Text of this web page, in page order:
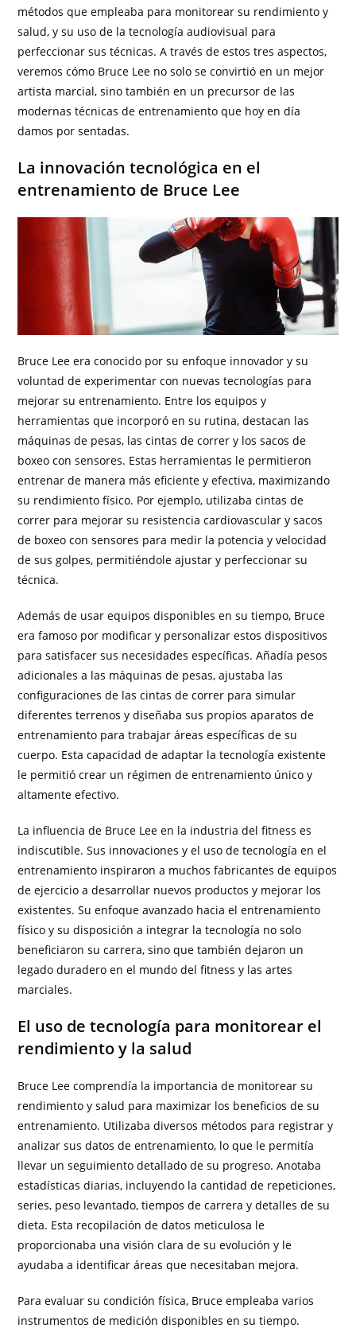
métodos que empleaba para monitorear su rendimiento y
salud, y su uso de la tecnología audiovisual para
perfeccionar sus técnicas. A través de estos tres aspectos,
veremos cómo Bruce Lee no solo se convirtió en un mejor
artista marcial, sino también en un precursor de las
modernas técnicas de entrenamiento que hoy en día
damos por sentadas.
La innovación tecnológica en el
entrenamiento de Bruce Lee
Bruce Lee era conocido por su enfoque innovador y su
voluntad de experimentar con nuevas tecnologías para
mejorar su entrenamiento. Entre los equipos y
herramientas que incorporó en su rutina, destacan las
máquinas de pesas, las cintas de correr y los sacos de
boxeo con sensores. Estas herramientas le permitieron
entrenar de manera más eficiente y efectiva, maximizando
su rendimiento físico. Por ejemplo, utilizaba cintas de
correr para mejorar su resistencia cardiovascular y sacos
de boxeo con sensores para medir la potencia y velocidad
de sus golpes, permitiéndole ajustar y perfeccionar su
técnica.
Además de usar equipos disponibles en su tiempo, Bruce
era famoso por modificar y personalizar estos dispositivos
para satisfacer sus necesidades específicas. Añadía pesos
adicionales a las máquinas de pesas, ajustaba las
configuraciones de las cintas de correr para simular
diferentes terrenos y diseñaba sus propios aparatos de
entrenamiento para trabajar áreas específicas de su
cuerpo. Esta capacidad de adaptar la tecnología existente
le permitió crear un régimen de entrenamiento único y
altamente efectivo.
La influencia de Bruce Lee en la industria del fitness es
indiscutible. Sus innovaciones y el uso de tecnología en el
entrenamiento inspiraron a muchos fabricantes de equipos
de ejercicio a desarrollar nuevos productos y mejorar los
existentes. Su enfoque avanzado hacia el entrenamiento
físico y su disposición a integrar la tecnología no solo
beneficiaron su carrera, sino que también dejaron un
legado duradero en el mundo del fitness y las artes
marciales.
El uso de tecnología para monitorear el
rendimiento y la salud
Bruce Lee comprendía la importancia de monitorear su
rendimiento y salud para maximizar los beneficios de su
entrenamiento. Utilizaba diversos métodos para registrar y
analizar sus datos de entrenamiento, lo que le permitía
llevar un seguimiento detallado de su progreso. Anotaba
estadísticas diarias, incluyendo la cantidad de repeticiones,
series, peso levantado, tiempos de carrera y detalles de su
dieta. Esta recopilación de datos meticulosa le
proporcionaba una visión clara de su evolución y le
ayudaba a identificar áreas que necesitaban mejora.
Para evaluar su condición física, Bruce empleaba varios
instrumentos de medición disponibles en su tiempo.